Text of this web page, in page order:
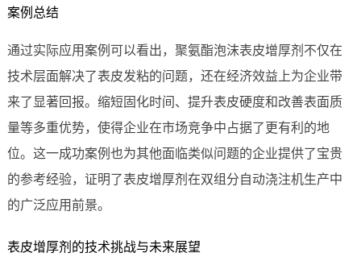
案例总结
通过实际应用案例可以看出，聚氨酯泡沫表皮增厚剂不仅在
技术层面解决了表皮发粘的问题，还在经济效益上为企业带
来了显著回报。缩短固化时间、提升表皮硬度和改善表面质
量等多重优势，使得企业在市场竞争中占据了更有利的地
位。这一成功案例也为其他面临类似问题的企业提供了宝贵
的参考经验，证明了表皮增厚剂在双组分自动浇注机生产中
的广泛应用前景。
表皮增厚剂的技术挑战与未来展望